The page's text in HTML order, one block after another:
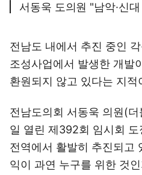
서동욱 도의원 "남악·신
전남도 내에서 추진 중인
조성사업에서 발생한 개발
환원되지 않고 있다는 지적
전남도의회 서동욱 의원(
일 열린 제392회 임시회
전역에서 활발히 추진되고
익이 과연 누구를 위한 것